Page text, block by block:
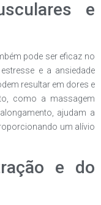
e
pode ser eficaz no
e a ansiedade
resultar em dores e
como a massagem
ajudam a
um alívio
e do